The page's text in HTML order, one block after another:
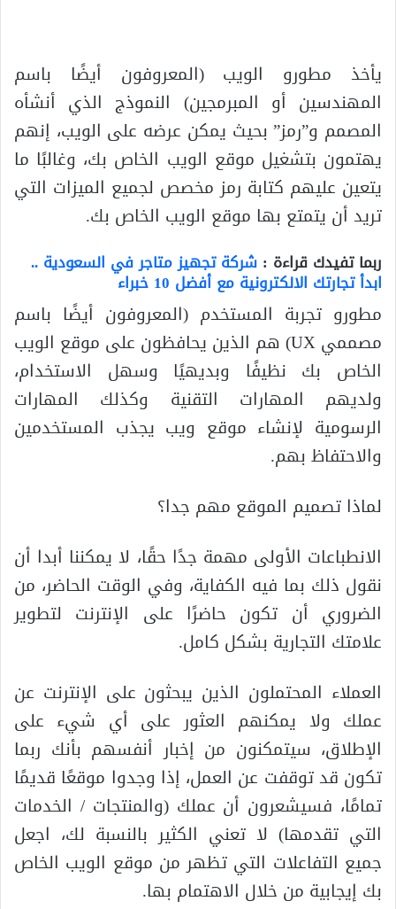
يأخذ مطورو الويب (المعروفون أيضًا باسم
المهندسين أو المبرمجين) النموذج الذي أنشأه
المصمم و”رمز” بحيث يمكن عرضه على الويب، إنهم
يهتمون بتشغيل موقع الويب الخاص بك، وغالبًا ما
يتعين عليهم كتابة رمز مخصص لجميع الميزات التي
تريد أن يتمتع بها موقع الويب الخاص بك.
ربما تفيدك قراءة : شركة تجهيز متاجر في السعودية ..
ابدأ تجارتك الالكترونية مع أفضل 10 خبراء
مطورو تجربة المستخدم (المعروفون أيضًا باسم
مصممي UX) هم الذين يحافظون على موقع الويب
الخاص بك نظيفًا وبديهيًا وسهل الاستخدام،
ولديهم المهارات التقنية وكذلك المهارات
الرسومية لإنشاء موقع ويب يجذب المستخدمين
والاحتفاظ بهم.
لماذا تصميم الموقع مهم جدا؟
الانطباعات الأولى مهمة جدًا حقًا، لا يمكننا أبدا أن
نقول ذلك بما فيه الكفاية، وفي الوقت الحاضر، من
الضروري أن تكون حاضرًا على الإنترنت لتطوير
علامتك التجارية بشكل كامل.
العملاء المحتملون الذين يبحثون على الإنترنت عن
عملك ولا يمكنهم العثور على أي شيء على
الإطلاق، سيتمكنون من إخبار أنفسهم بأنك ربما
تكون قد توقفت عن العمل، إذا وجدوا موقعًا قديمًا
تمامًا، فسيشعرون أن عملك (والمنتجات / الخدمات
التي تقدمها) لا تعني الكثير بالنسبة لك، اجعل
جميع التفاعلات التي تظهر من موقع الويب الخاص
بك إيجابية من خلال الاهتمام بها.